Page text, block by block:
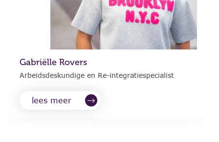
Gabriëlle Rovers
Arbeidsdeskundige en Re-integratiespecialist
lees meer